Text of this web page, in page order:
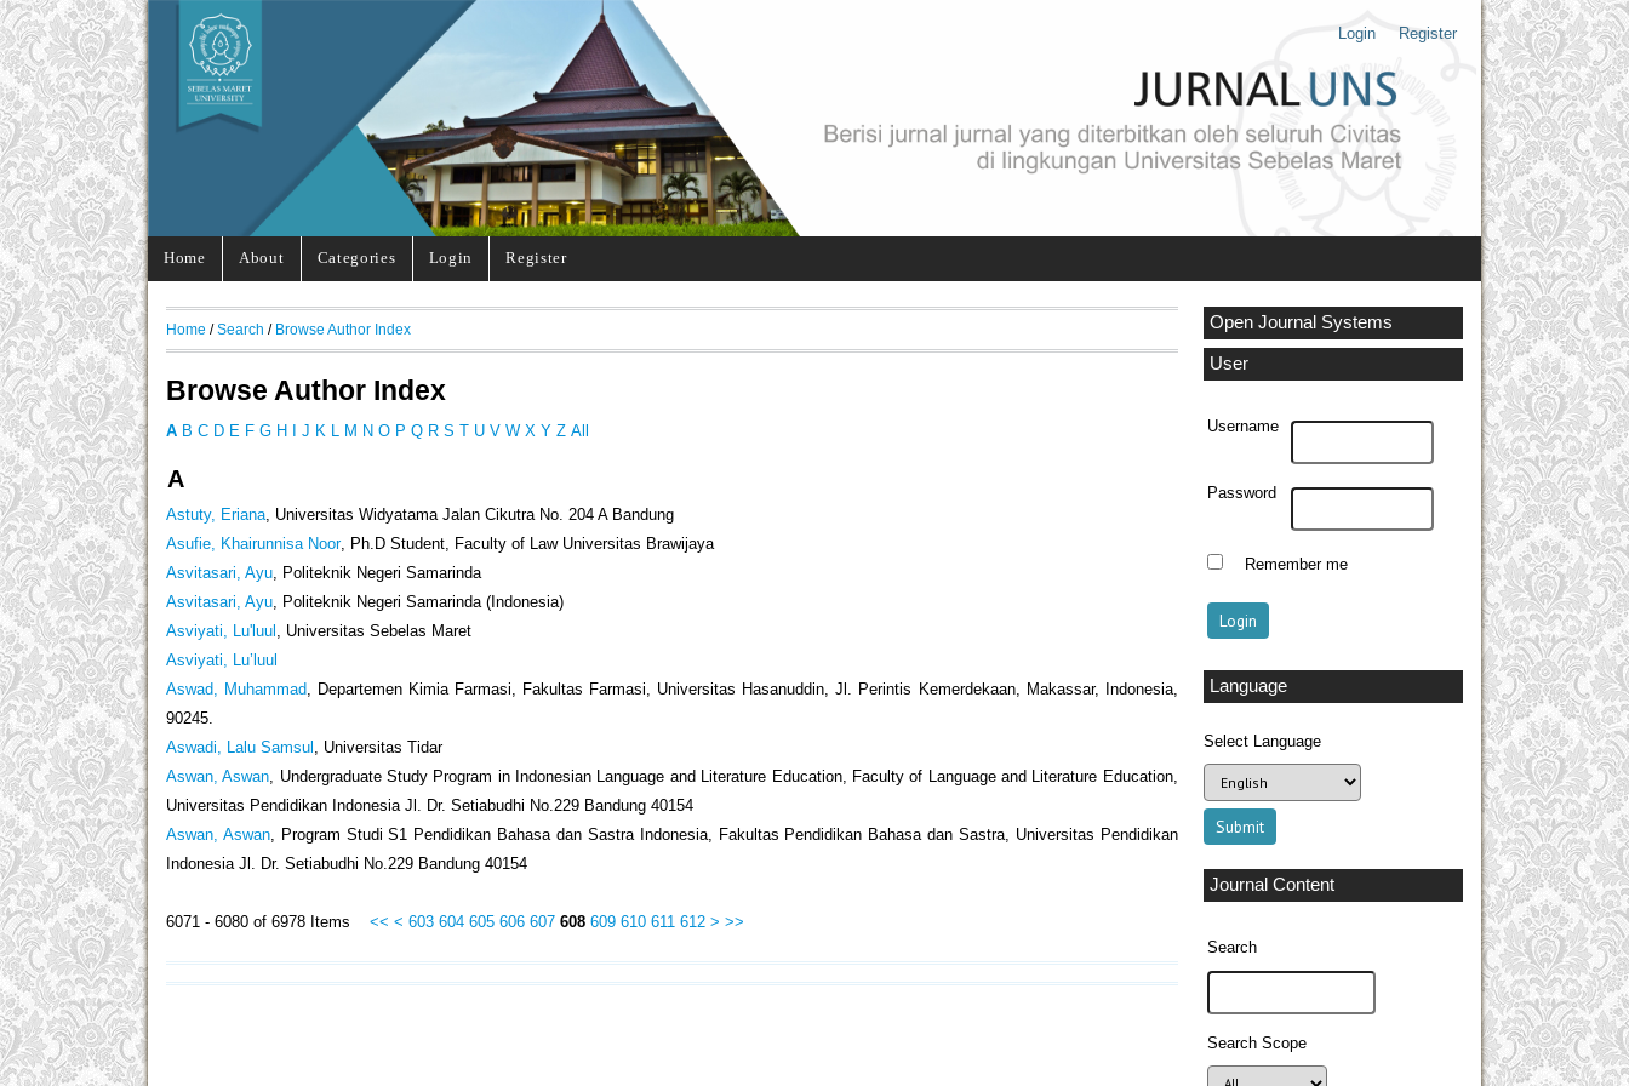
Login Register
Home About Categories Login Register
Open Journal Systems
User
Username
Password
Remember me
Language
Select Language
Journal Content
Search
Search Scope
Home / Search / Browse Author Index
Browse Author Index
A B C D E F G H I J K L M N O P Q R S T U V W X Y Z All
A
Astuty, Eriana, Universitas Widyatama Jalan Cikutra No. 204 A Bandung
Asufie, Khairunnisa Noor, Ph.D Student, Faculty of Law Universitas Brawijaya
Asvitasari, Ayu, Politeknik Negeri Samarinda
Asvitasari, Ayu, Politeknik Negeri Samarinda (Indonesia)
Asviyati, Lu'luul , Universitas Sebelas Maret
Asviyati, Lu’luul
Aswad, Muhammad, Departemen Kimia Farmasi, Fakultas Farmasi, Universitas Hasanuddin, Jl. Perintis Kemerdekaan, Makassar, Indonesia,
90245.
Aswadi, Lalu Samsul , Universitas Tidar
Aswan, Aswan, Undergraduate Study Program in Indonesian Language and Literature Education, Faculty of Language and Literature Education,
Universitas Pendidikan Indonesia Jl. Dr. Setiabudhi No.229 Bandung 40154
Aswan, Aswan, Program Studi S1 Pendidikan Bahasa dan Sastra Indonesia, Fakultas Pendidikan Bahasa dan Sastra, Universitas Pendidikan
Indonesia Jl. Dr. Setiabudhi No.229 Bandung 40154
6071 - 6080 of 6978 Items << < 603 604 605 606 607 608 609 610 611 612 > >>